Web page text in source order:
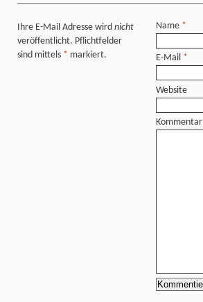
Ihre E-Mail Adresse wird nicht
veröffentlicht. Pflichtfelder
sind mittels * markiert.
Name *
E-Mail *
Website
Kommentar